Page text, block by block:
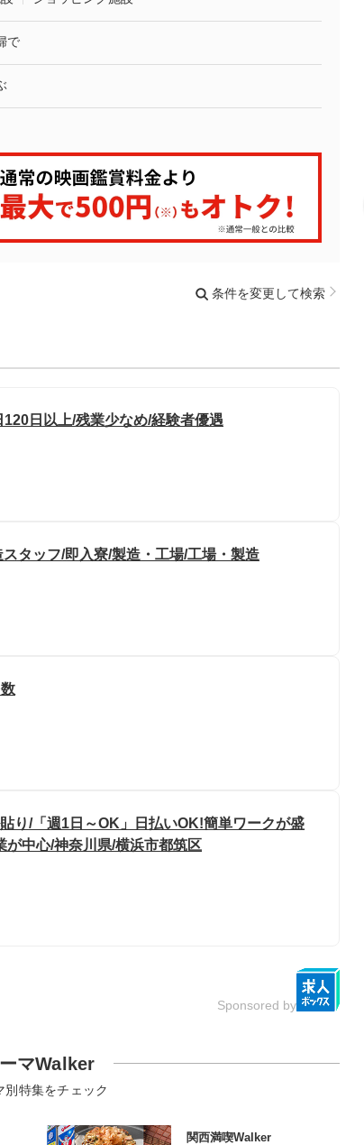
で
条件を変更して検索
日以上/残業少なめ/経験者優遇
タッフ/即入寮/製造・工場/工場・製造
り/「週1日～OK」日払いOK!簡単ワークが盛
中心/神奈川県/横浜市都筑区
Sponsored by
マWalker
別特集をチェック
関西満喫Walker